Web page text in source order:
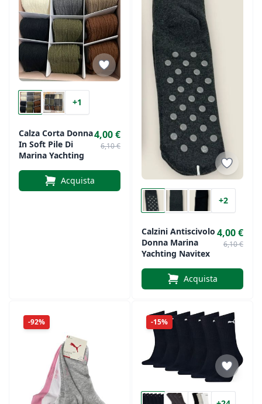
+1
Calza Corta Donna
In Soft Pile Di
Marina Yachting
4,00 €
6,10 €
Acquista
+2
Calzini Antiscivolo
Donna Marina
Yachting Navitex
4,00 €
6,10 €
Acquista
-92% -15%